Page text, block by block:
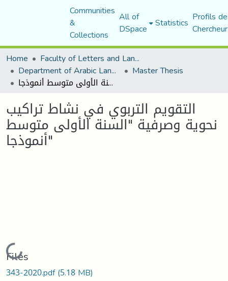
Communities
&
Collections
All of
DSpace Statistics Profils
Home
Faculty of Letters and Languages
Department of Arabic Language and Literature Master Thesis
التقويم التربوي في نشاط تراكيب نحوية وصرفية "السنة الأولى متوسط أنموذجا"
التقويم التربوي في نشاط تراكيب
نحوية وصرفية "السنة الأولى متوسط
أنموذجا"
Loading...
Files
343-2020.pdf(5.18 MB)